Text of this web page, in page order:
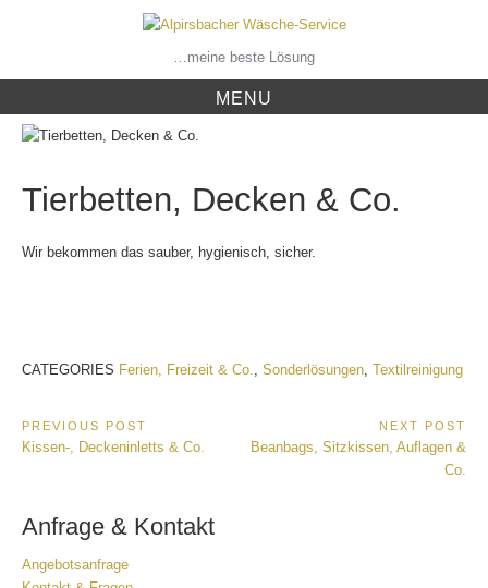
…meine beste Lösung
MENU
Tierbetten, Decken & Co.
Wir bekommen das sauber, hygienisch, sicher.
CATEGORIES Ferien, Freizeit & Co., Sonderlösungen, Textilreinigung
Beitragsnavigation
PREVIOUS POST
Previous
Kissen-, Deckeninletts & Co.
NEXT POST
Next
Beanbags, Sitzkissen, Auflagen &
Co.
Anfrage & Kontakt
Angebotsanfrage